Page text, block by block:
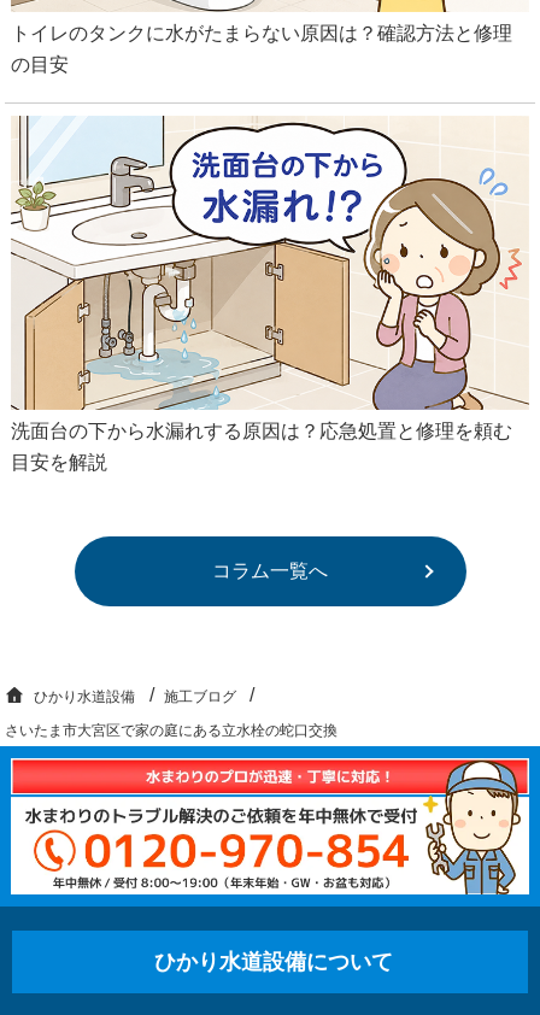
トイレのタンクに水がたまらない原因は？確認方法と修理
の目安
洗面台の下から水漏れする原因は？応急処置と修理を頼む
目安を解説
コラム一覧へ
ひかり水道設備
施工ブログ
さいたま市大宮区で家の庭にある立水栓の蛇口交換
ひかり水道設備について